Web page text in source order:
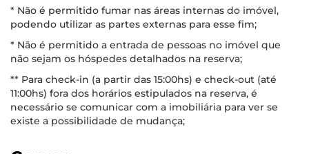
* Não é permitido fumar nas áreas internas do imóvel,
podendo utilizar as partes externas para esse fim;
* Não é permitido a entrada de pessoas no imóvel que
não sejam os hóspedes detalhados na reserva;
** Para check-in (a partir das 15:00hs) e check-out (até
11:00hs) fora dos horários estipulados na reserva, é
necessário se comunicar com a imobiliária para ver se
existe a possibilidade de mudança;